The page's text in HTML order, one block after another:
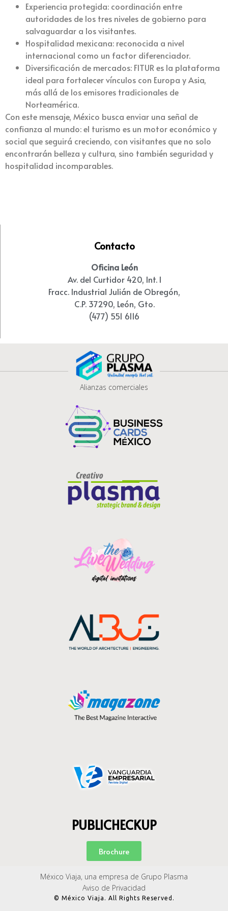
Experiencia protegida: coordinación entre
autoridades de los tres niveles de gobierno para
salvaguardar a los visitantes.
Hospitalidad mexicana: reconocida a nivel
internacional como un factor diferenciador.
Diversificación de mercados: FITUR es la plataforma
ideal para fortalecer vínculos con Europa y Asia,
más allá de los emisores tradicionales de
Norteamérica.
Con este mensaje, México busca enviar una señal de
confianza al mundo: el turismo es un motor económico y
social que seguirá creciendo, con visitantes que no solo
encontrarán belleza y cultura, sino también seguridad y
hospitalidad incomparables.
Contacto
Oficina León
Av. del Curtidor 420, Int. I
Fracc. Industrial Julián de Obregón,
C.P. 37290, León, Gto.
(477) 551 6116
Alianzas comerciales
PUBLICHECKUP
Brochure
México Viaja, una empresa de Grupo Plasma
Aviso de Privacidad
© México Viaja. All Rights Reserved.